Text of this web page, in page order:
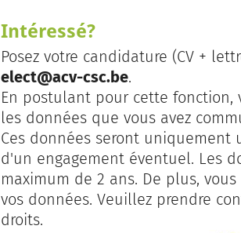
Intéressé?
Posez votre candidature (CV +
elect@acv-csc.be.
En postulant pour cette fonction,
les données que vous avez
Ces données seront
d'un engagement éventuel. Les
maximum de 2 ans. De plus,
vos données. Veuillez prendre
droits.